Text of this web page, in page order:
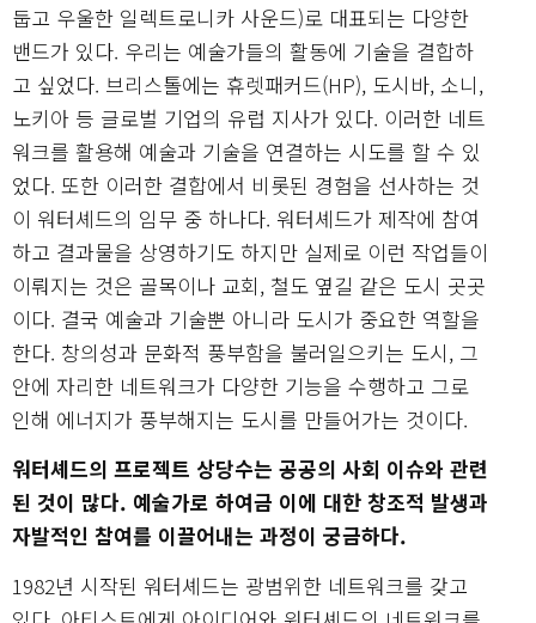
둡고 우울한 일렉트로니카 사운드)로 대표되는 다양한
밴드가 있다. 우리는 예술가들의 활동에 기술을 결합하
고 싶었다. 브리스톨에는 휴렛패커드(HP), 도시바, 소니,
노키아 등 글로벌 기업의 유럽 지사가 있다. 이러한 네트
워크를 활용해 예술과 기술을 연결하는 시도를 할 수 있
었다. 또한 이러한 결합에서 비롯된 경험을 선사하는 것
이 워터셰드의 임무 중 하나다. 워터셰드가 제작에 참여
하고 결과물을 상영하기도 하지만 실제로 이런 작업들이
이뤄지는 것은 골목이나 교회, 철도 옆길 같은 도시 곳곳
이다. 결국 예술과 기술뿐 아니라 도시가 중요한 역할을
한다. 창의성과 문화적 풍부함을 불러일으키는 도시, 그
안에 자리한 네트워크가 다양한 기능을 수행하고 그로
인해 에너지가 풍부해지는 도시를 만들어가는 것이다.
워터셰드의 프로젝트 상당수는 공공의 사회 이슈와 관련
된 것이 많다. 예술가로 하여금 이에 대한 창조적 발생과
자발적인 참여를 이끌어내는 과정이 궁금하다.
1982년 시작된 워터셰드는 광범위한 네트워크를 갖고